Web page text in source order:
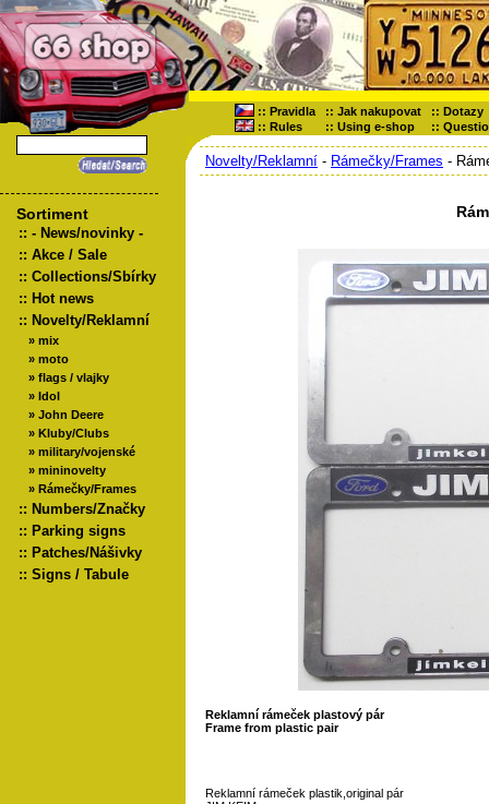
:: Pravidla :: Jak nakupovat :: Dotazy
:: Rules :: Using e-shop ::
Sortiment
:: - News/novinky -
:: Akce / Sale
:: Collections/Sbírky
:: Hot news
:: Novelty/Reklamní
» mix
» moto
» flags / vlajky
» Idol
» John Deere
» Kluby/Clubs
» military/vojenské
» mininovelty
» Rámečky/Frames
:: Numbers/Značky
:: Parking signs
:: Patches/Nášivky
:: Signs / Tabule
Novelty/Reklamní - Rámečky/Frames -
Reklamní rámeček plastový pár
Frame from plastic pair
Reklamní rámeček plastik,original pár